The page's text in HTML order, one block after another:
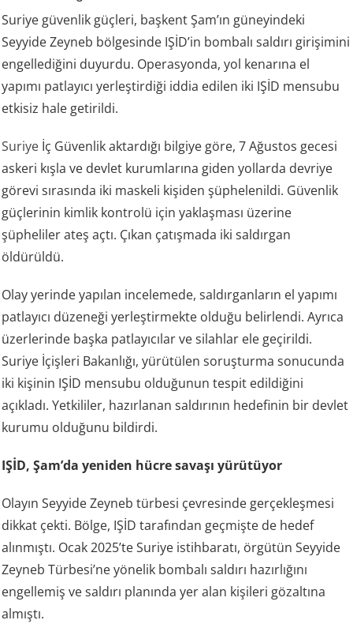
Suriye güvenlik güçleri, başkent Şam’ın güneyindeki
Seyyide Zeyneb bölgesinde IŞİD’in bombalı saldırı girişimini
engellediğini duyurdu. Operasyonda, yol kenarına el
yapımı patlayıcı yerleştirdiği iddia edilen iki IŞİD mensubu
etkisiz hale getirildi.
Suriye İç Güvenlik aktardığı bilgiye göre, 7 Ağustos gecesi
askeri kışla ve devlet kurumlarına giden yollarda devriye
görevi sırasında iki maskeli kişiden şüphelenildi. Güvenlik
güçlerinin kimlik kontrolü için yaklaşması üzerine
şüpheliler ateş açtı. Çıkan çatışmada iki saldırgan
öldürüldü.
Olay yerinde yapılan incelemede, saldırganların el yapımı
patlayıcı düzeneği yerleştirmekte olduğu belirlendi. Ayrıca
üzerlerinde başka patlayıcılar ve silahlar ele geçirildi.
Suriye İçişleri Bakanlığı, yürütülen soruşturma sonucunda
iki kişinin IŞİD mensubu olduğunun tespit edildiğini
açıkladı. Yetkililer, hazırlanan saldırının hedefinin bir devlet
kurumu olduğunu bildirdi.
IŞİD, Şam’da yeniden hücre savaşı yürütüyor
Olayın Seyyide Zeyneb türbesi çevresinde gerçekleşmesi
dikkat çekti. Bölge, IŞİD tarafından geçmişte de hedef
alınmıştı. Ocak 2025’te Suriye istihbaratı, örgütün Seyyide
Zeyneb Türbesi’ne yönelik bombalı saldırı hazırlığını
engellemiş ve saldırı planında yer alan kişileri gözaltına
almıştı.